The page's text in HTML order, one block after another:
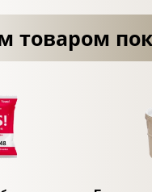
товаром